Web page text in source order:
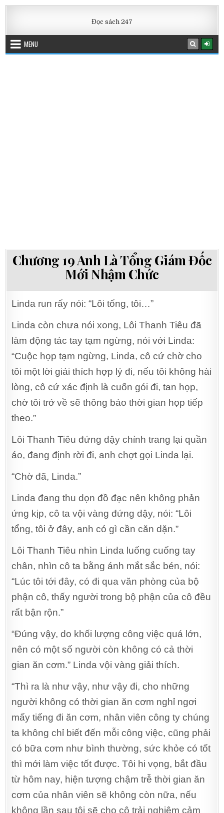
Đọc sách 247
MENU
Chương 19 Anh Là Tổng Giám Đốc
Mới Nhậm Chức
Linda run rẩy nói: “Lôi tổng, tôi…”
Linda còn chưa nói xong, Lôi Thanh Tiêu đã
làm động tác tay tạm ngừng, nói với Linda:
“Cuộc họp tạm ngừng, Linda, cô cứ chờ cho
tôi một lời giải thích hợp lý đi, nếu tôi không hài
lòng, cô cứ xác định là cuốn gói đi, tan họp,
chờ tôi trở về sẽ thông báo thời gian họp tiếp
theo.”
Lôi Thanh Tiêu đứng dậy chỉnh trang lại quần
áo, đang định rời đi, anh chợt gọi Linda lại.
“Chờ đã, Linda.”
Linda đang thu dọn đồ đạc nên không phản
ứng kịp, cô ta vội vàng đứng dậy, nói: “Lôi
tổng, tôi ở đây, anh có gì cần căn dặn.”
Lôi Thanh Tiêu nhìn Linda luống cuống tay
chân, nhìn cô ta bằng ánh mắt sắc bén, nói:
“Lúc tôi tới đây, có đi qua văn phòng của bộ
phận cô, thấy người trong bộ phận của cô đều
rất bận rộn.”
“Đúng vậy, do khối lượng công việc quá lớn,
nên có một số người còn không có cả thời
gian ăn cơm.” Linda vội vàng giải thích.
“Thì ra là như vậy, như vậy đi, cho những
người không có thời gian ăn cơm nghỉ ngơi
mấy tiếng đi ăn cơm, nhân viên công ty chúng
ta không chỉ biết đến mỗi công việc, cũng phải
có bữa cơm như bình thường, sức khỏe có tốt
thì mới làm việc tốt được. Tôi hi vọng, bắt đầu
từ hôm nay, hiện tượng chậm trễ thời gian ăn
cơm của nhân viên sẽ không còn nữa, nếu
không lần sau tôi sẽ cho cô trải nghiệm cảm